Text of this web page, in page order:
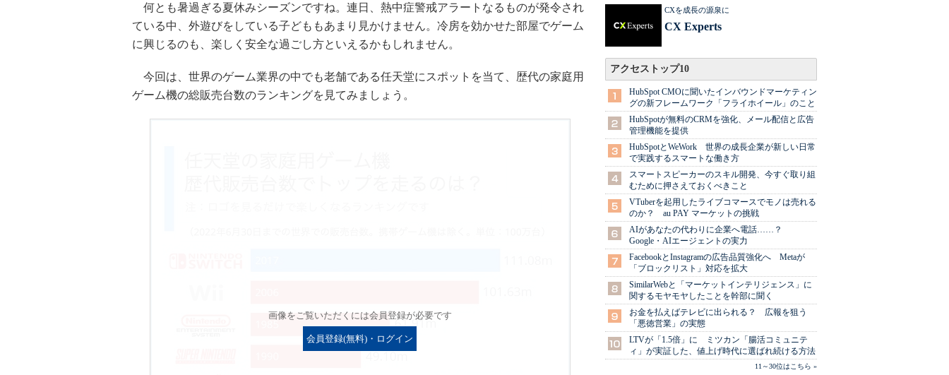
何とも暑過ぎる夏休みシーズンですね。連日、熱中症警戒アラートなるものが発令され
ている中、外遊びをしている子どももあまり見かけません。冷房を効かせた部屋でゲーム
に興じるのも、楽しく安全な過ごし方といえるかもしれません。
今回は、世界のゲーム業界の中でも老舗である任天堂にスポットを当て、歴代の家庭用
ゲーム機の総販売台数のランキングを見てみましょう。
画像をご覧いただくには会員登録が必要です
会員登録(無料)・ログイン
CXを成長の源泉に
CX Experts
アクセストップ10
HubSpot CMOに聞いたインバウンドマーケティン
グの新フレームワーク「フライホイール」のこと
HubSpotが無料のCRMを強化、メール配信と広告
管理機能を提供
HubSpotとWeWork 世界の成長企業が新しい日常
で実践するスマートな働き方
スマートスピーカーのスキル開発、今すぐ取り組
むために押さえておくべきこと
VTuberを起用したライブコマースでモノは売れる
のか？ au PAY マーケットの挑戦
AIがあなたの代わりに企業へ電話……？
Google・AIエージェントの実力
FacebookとInstagramの広告品質強化へ Metaが
「ブロックリスト」対応を拡大
SimilarWebと「マーケットインテリジェンス」に
関するモヤモヤしたことを幹部に聞く
お金を払えばテレビに出られる？ 広報を狙う
「悪徳営業」の実態
LTVが「1.5倍」に ミツカン「腸活コミュニテ
ィ」が実証した、値上げ時代に選ばれ続ける方法
11～30位はこちら »